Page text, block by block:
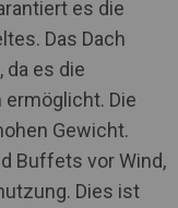
es die
Das Dach
da es die
Die
Gewicht.
Buffets vor Wind,
Dies ist